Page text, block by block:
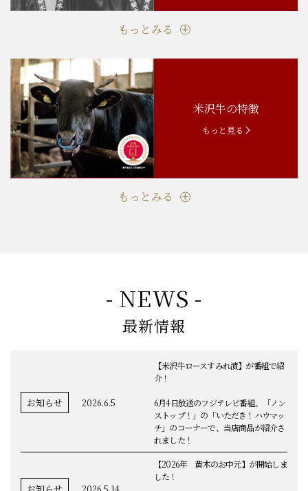
もっとみる
米沢牛の特徴
もっと見る
もっとみる
- NEWS -
最新情報
お知らせ 2026.6.5
【米沢牛ロースすみれ漬】が番組で紹
介！
6月4日放送のフジテレビ番組、「ノン
ストップ！」の「いただき！ハウマッ
チ」のコーナーで、当店商品が紹介さ
れました！
2026.5.14
【2026年 黄木のお中元】が開始しま
した！